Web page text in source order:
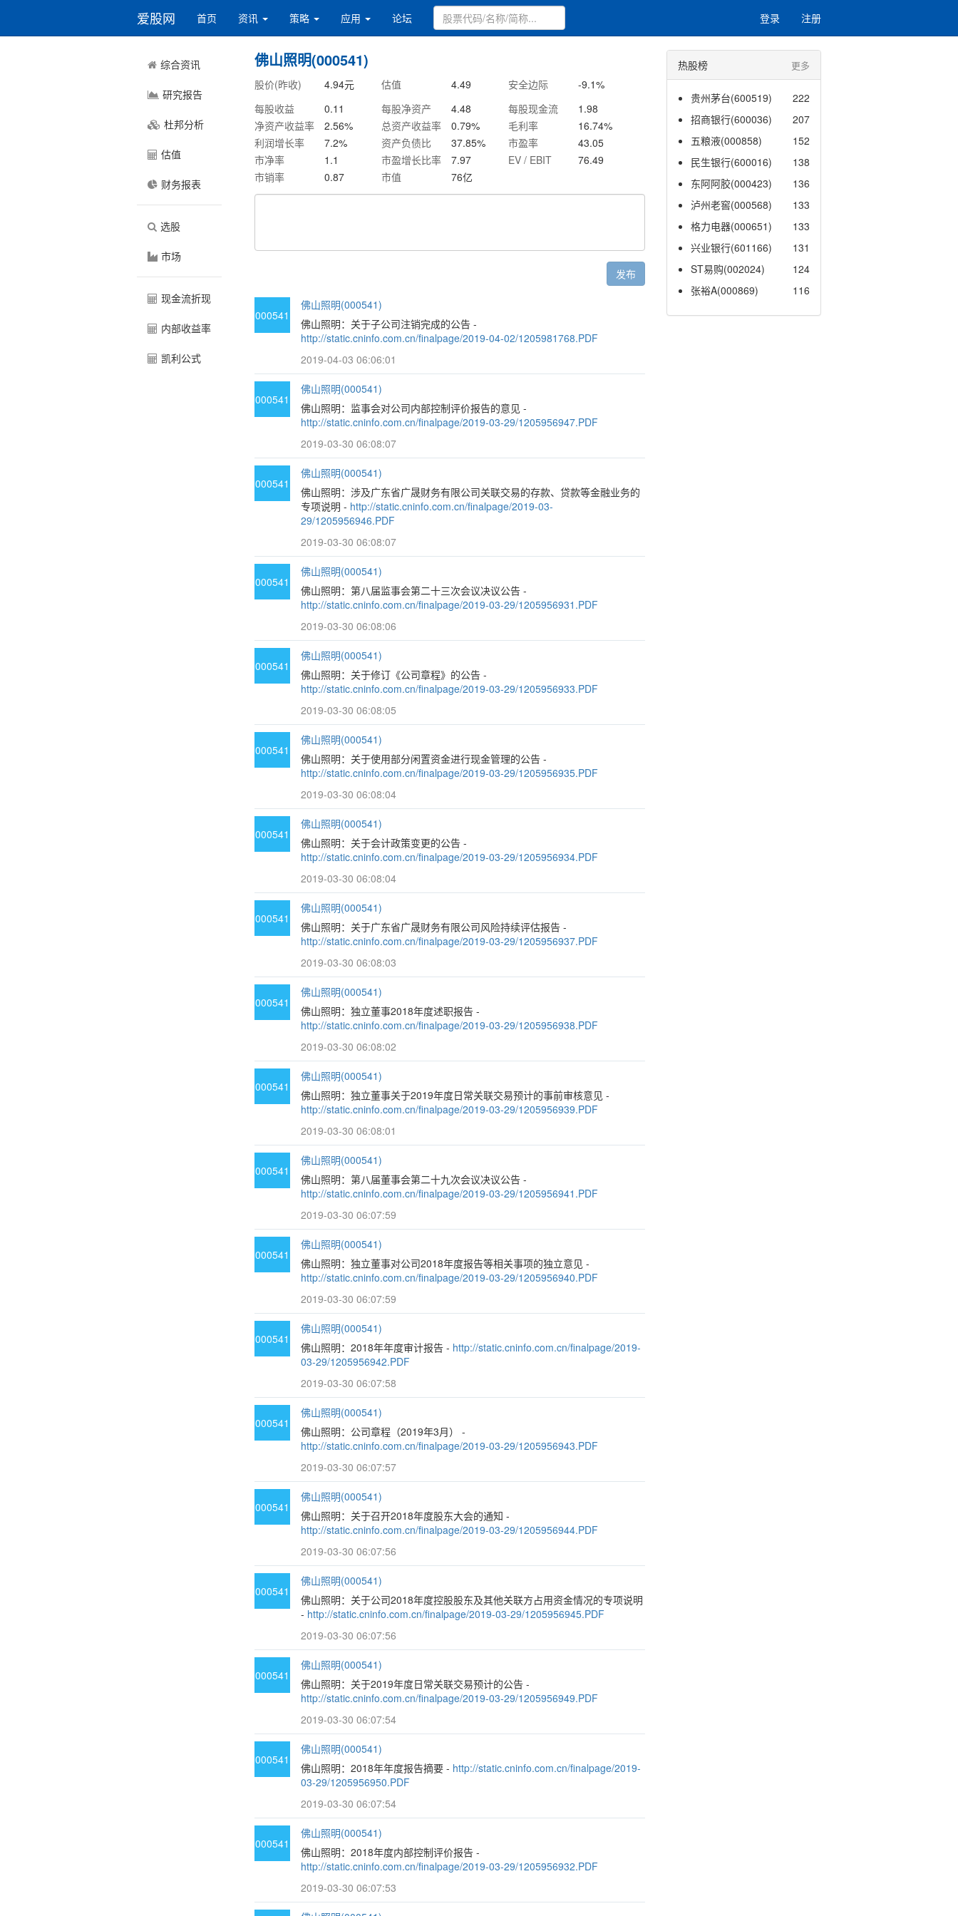
爱股网 首页 资讯 策略 应用 论坛 登录 注册
综合资讯
研究报告
杜邦分析
估值
财务报表
选股
市场
现金流折现
内部收益率
凯利公式
佛山照明(000541)
股价(昨收) 4.94元 估值 4.49 安全边际 -9.1%
每股收益
0.11 每股净资产 4.48 每股现金流
1.98
净资产收益率
2.56% 总资产收益率 0.79% 毛利率 16.74%
利润增长率
7.2% 资产负债比 37.85% 市盈率
43.05
市净率
1.1 市盈增长比率 7.97 EV / EBIT
76.49
市销率
0.87 市值 76亿
发布
000541
佛山照明(000541)
佛山照明：关于子公司注销完成的公告 -
http://static.cninfo.com.cn/finalpage/2019-04-02/1205981768.PDF
2019-04-03 06:06:01
000541
佛山照明(000541)
佛山照明：监事会对公司内部控制评价报告的意见 -
http://static.cninfo.com.cn/finalpage/2019-03-29/1205956947.PDF
2019-03-30 06:08:07
000541
佛山照明(000541)
佛山照明：涉及广东省广晟财务有限公司关联交易的存款、贷款等金融业务的
专项说明 - http://static.cninfo.com.cn/finalpage/2019-03-
29/1205956946.PDF
2019-03-30 06:08:07
000541
佛山照明(000541)
佛山照明：第八届监事会第二十三次会议决议公告 -
http://static.cninfo.com.cn/finalpage/2019-03-29/1205956931.PDF
2019-03-30 06:08:06
000541
佛山照明(000541)
佛山照明：关于修订《公司章程》的公告 -
http://static.cninfo.com.cn/finalpage/2019-03-29/1205956933.PDF
2019-03-30 06:08:05
000541
佛山照明(000541)
佛山照明：关于使用部分闲置资金进行现金管理的公告 -
http://static.cninfo.com.cn/finalpage/2019-03-29/1205956935.PDF
2019-03-30 06:08:04
000541
佛山照明(000541)
佛山照明：关于会计政策变更的公告 -
http://static.cninfo.com.cn/finalpage/2019-03-29/1205956934.PDF
2019-03-30 06:08:04
000541
佛山照明(000541)
佛山照明：关于广东省广晟财务有限公司风险持续评估报告 -
http://static.cninfo.com.cn/finalpage/2019-03-29/1205956937.PDF
2019-03-30 06:08:03
000541
佛山照明(000541)
佛山照明：独立董事2018年度述职报告 -
http://static.cninfo.com.cn/finalpage/2019-03-29/1205956938.PDF
2019-03-30 06:08:02
000541
佛山照明(000541)
佛山照明：独立董事关于2019年度日常关联交易预计的事前审核意见 -
http://static.cninfo.com.cn/finalpage/2019-03-29/1205956939.PDF
2019-03-30 06:08:01
000541
佛山照明(000541)
佛山照明：第八届董事会第二十九次会议决议公告 -
http://static.cninfo.com.cn/finalpage/2019-03-29/1205956941.PDF
2019-03-30 06:07:59
000541
佛山照明(000541)
佛山照明：独立董事对公司2018年度报告等相关事项的独立意见 -
http://static.cninfo.com.cn/finalpage/2019-03-29/1205956940.PDF
2019-03-30 06:07:59
000541
佛山照明(000541)
佛山照明：2018年年度审计报告 - http://static.cninfo.com.cn/finalpage/2019-
03-29/1205956942.PDF
2019-03-30 06:07:58
000541
佛山照明(000541)
佛山照明：公司章程（2019年3月） -
http://static.cninfo.com.cn/finalpage/2019-03-29/1205956943.PDF
2019-03-30 06:07:57
000541
佛山照明(000541)
佛山照明：关于召开2018年度股东大会的通知 -
http://static.cninfo.com.cn/finalpage/2019-03-29/1205956944.PDF
2019-03-30 06:07:56
000541
佛山照明(000541)
佛山照明：关于公司2018年度控股股东及其他关联方占用资金情况的专项说明
- http://static.cninfo.com.cn/finalpage/2019-03-29/1205956945.PDF
2019-03-30 06:07:56
000541
佛山照明(000541)
佛山照明：关于2019年度日常关联交易预计的公告 -
http://static.cninfo.com.cn/finalpage/2019-03-29/1205956949.PDF
2019-03-30 06:07:54
000541
佛山照明(000541)
佛山照明：2018年年度报告摘要 - http://static.cninfo.com.cn/finalpage/2019-
03-29/1205956950.PDF
2019-03-30 06:07:54
000541
佛山照明(000541)
佛山照明：2018年度内部控制评价报告 -
http://static.cninfo.com.cn/finalpage/2019-03-29/1205956932.PDF
2019-03-30 06:07:53
热股榜 更多
贵州茅台(600519)
222
招商银行(600036)
207
五粮液(000858)
152
民生银行(600016)
138
东阿阿胶(000423)
136
泸州老窖(000568)
133
格力电器(000651)
133
兴业银行(601166)
131
ST易购(002024)
124
张裕A(000869)
116